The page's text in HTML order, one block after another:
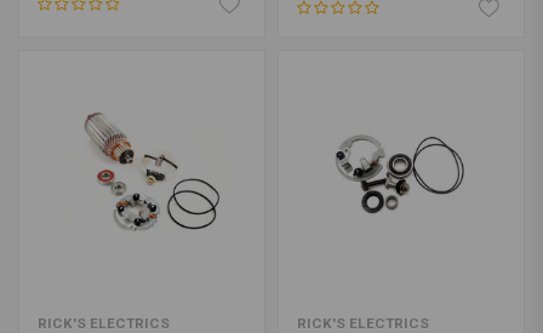
RICK'S ELECTRICS RICK'S ELECTRICS